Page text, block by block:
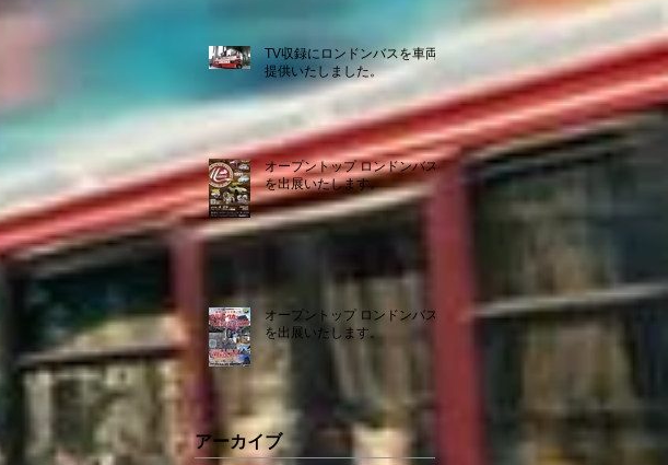
TV収録にロンドンバスを車両
提供いたしました。
オープントップ ロンドンバス
を出展いたします。
オープントップ ロンドンバス
を出展いたします。
アーカイブ